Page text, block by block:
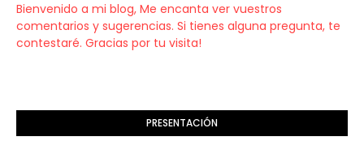
Bienvenido a mi blog, Me encanta ver vuestros
comentarios y sugerencias. Si tienes alguna pregunta, te
contestaré. Gracias por tu visita!
PRESENTACIÓN